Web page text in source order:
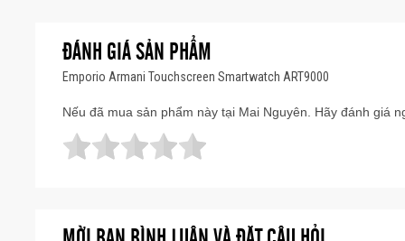
ĐÁNH GIÁ SẢN PHẨM
Emporio Armani Touchscreen Smartwatch ART9000
Nếu đã mua sản phẩm này tại Mai Nguyên. Hãy đánh giá